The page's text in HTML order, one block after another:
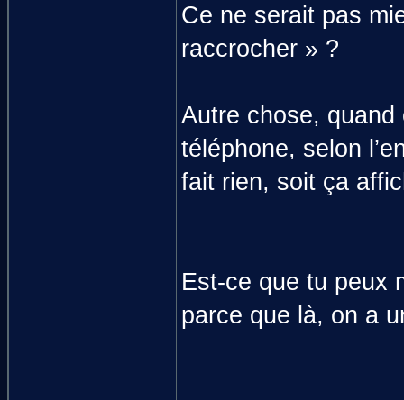
Ce ne serait pas
raccrocher » ?
Autre chose,
téléphone, selon
fait rien, soit ça
Est-ce que tu peux
parce que là, on a